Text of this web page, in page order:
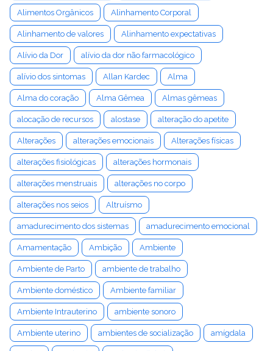
Alimentos Orgânicos Alinhamento Corporal
Alinhamento de valores Alinhamento expectativas
Alívio da Dor alívio da dor não farmacológico
alívio dos sintomas Allan Kardec Alma
Alma do coração Alma Gêmea Almas gêmeas
alocação de recursos alostase alteração do apetite
Alterações alterações emocionais Alterações físicas
alterações fisiológicas alterações hormonais
alterações menstruais alterações no corpo
alterações nos seios Altruísmo
amadurecimento dos sistemas amadurecimento emocional
Amamentação Ambição Ambiente
Ambiente de Parto ambiente de trabalho
Ambiente doméstico Ambiente familiar
Ambiente Intrauterino ambiente sonoro
Ambiente uterino ambientes de socialização amígdala